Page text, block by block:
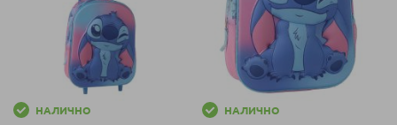
НАЛИЧНО НАЛИЧНО